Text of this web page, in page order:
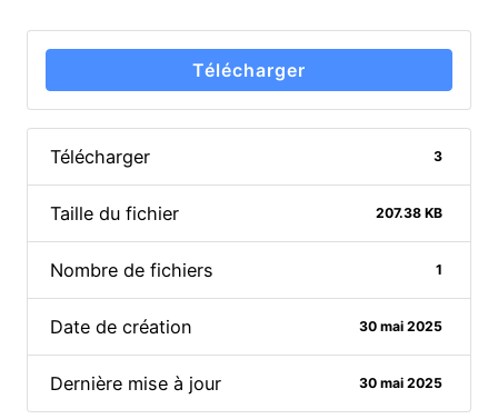
Télécharger
Télécharger 3
Taille du fichier 207.38 KB
Nombre de fichiers 1
Date de création 30 mai 2025
Dernière mise à jour 30 mai 2025